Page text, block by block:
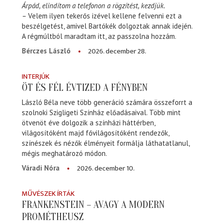
Árpád, elindítom a telefonon a rögzítést, kezdjük.
– Velem ilyen tekerős izével kellene felvenni ezt a
beszélgetést, amivel Bartókék dolgoztak annak idején.
A régmúltból maradtam itt, az passzolna hozzám.
Bérczes László
2026. december 28.
INTERJÚK
ÖT ÉS FÉL ÉVTIZED A FÉNYBEN
László Béla neve több generáció számára összeforrt a
szolnoki Szigligeti Színház előadásaival. Több mint
ötvenöt éve dolgozik a színházi háttérben,
világosítóként majd fővilágosítóként rendezők,
színészek és nézők élményeit formálja láthatatlanul,
mégis meghatározó módon.
Váradi Nóra
2026. december 10.
MŰVÉSZEK ÍRTÁK
FRANKENSTEIN – AVAGY A MODERN
PROMÉTHEUSZ